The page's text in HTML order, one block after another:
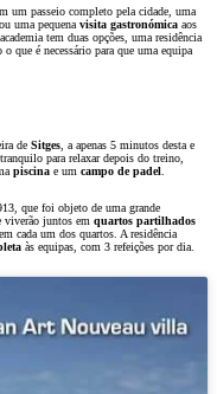
um passeio completo pela cidade, uma
uma pequena visita gastronómica aos
tem duas opções, uma residência
que é necessário para que uma equipa
de Sitges , a apenas 5 minutos desta e
para relaxar depois do treino,
piscina e um campo de padel
que foi objeto de uma grande
viverão juntos em quartos partilhados
cada um dos quartos. A residência
às equipas, com 3 refeições por dia.